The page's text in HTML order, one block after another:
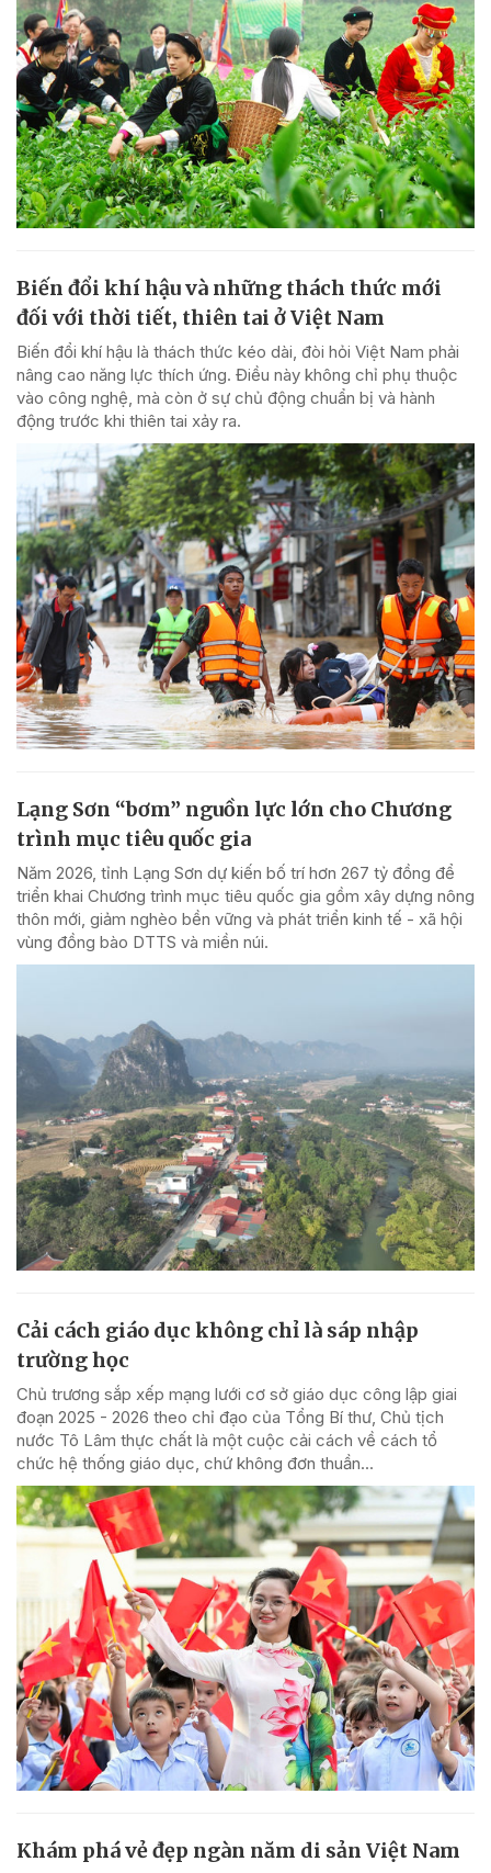
Biến đổi khí hậu và những thách thức mới
đối với thời tiết, thiên tai ở Việt Nam
Biến đổi khí hậu là thách thức kéo dài, đòi hỏi Việt Nam phải
nâng cao năng lực thích ứng. Điều này không chỉ phụ thuộc
vào công nghệ, mà còn ở sự chủ động chuẩn bị và hành
động trước khi thiên tai xảy ra.
Lạng Sơn “bơm” nguồn lực lớn cho Chương
trình mục tiêu quốc gia
Năm 2026, tỉnh Lạng Sơn dự kiến bố trí hơn 267 tỷ đồng để
triển khai Chương trình mục tiêu quốc gia gồm xây dựng nông
thôn mới, giảm nghèo bền vững và phát triển kinh tế - xã hội
vùng đồng bào DTTS và miền núi.
Cải cách giáo dục không chỉ là sáp nhập
trường học
Chủ trương sắp xếp mạng lưới cơ sở giáo dục công lập giai
đoạn 2025 - 2026 theo chỉ đạo của Tổng Bí thư, Chủ tịch
nước Tô Lâm thực chất là một cuộc cải cách về cách tổ
chức hệ thống giáo dục, chứ không đơn thuần...
Khám phá vẻ đẹp ngàn năm di sản Việt Nam